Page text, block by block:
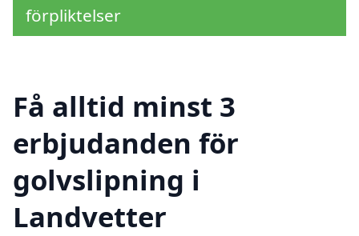
förpliktelser
Få alltid minst 3
erbjudanden för
golvslipning i
Landvetter